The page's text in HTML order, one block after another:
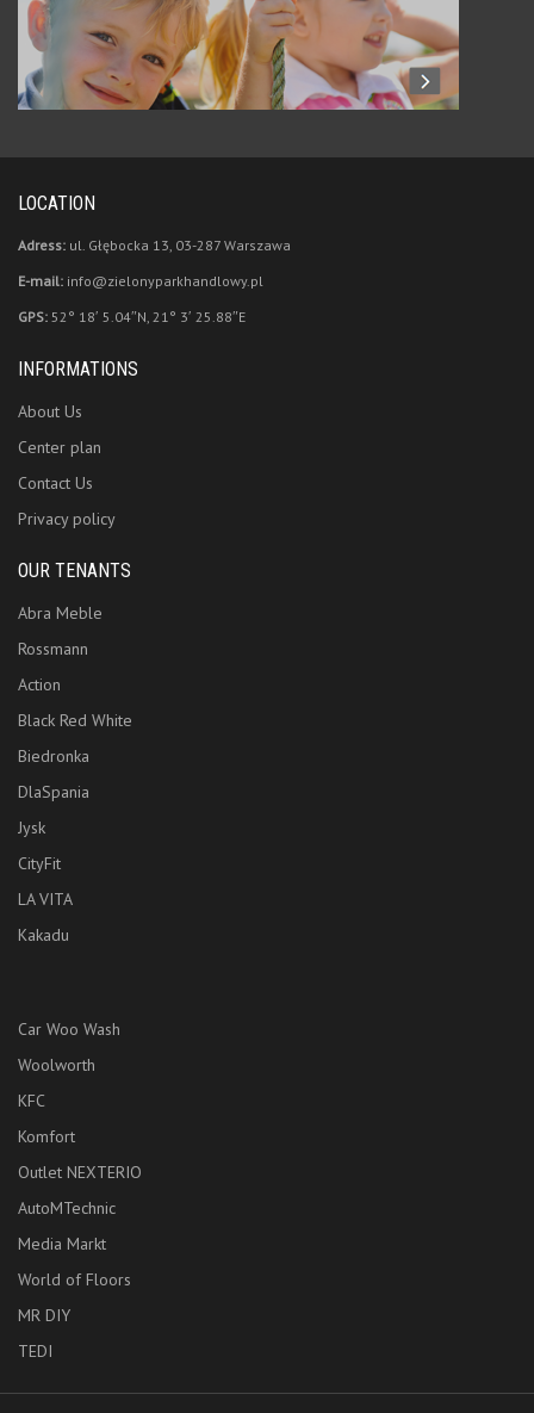
LOCATION
Adress: ul. Głębocka 13, 03-287 Warszawa
E-mail: info@zielonyparkhandlowy.pl
GPS: 52° 18′ 5.04″N, 21° 3′ 25.88″E
INFORMATIONS
About Us
Center plan
Contact Us
Privacy policy
OUR TENANTS
Abra Meble
Rossmann
Action
Black Red White
Biedronka
DlaSpania
Jysk
CityFit
LA VITA
Kakadu
Car Woo Wash
Woolworth
KFC
Komfort
Outlet NEXTERIO
AutoMTechnic
Media Markt
World of Floors
MR DIY
TEDI